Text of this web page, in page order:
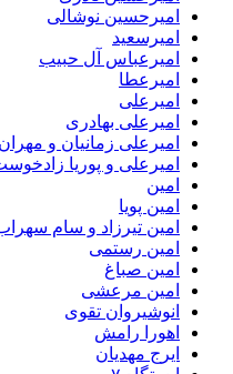
امیرحسین نوشالی
امیرسعید
امیرعباس آل حبیب
امیرعطا
امیرعلی
امیرعلی بهادری
امیرعلی زمانیان و
امیرعلی و پوریا
امین
امین پویا
امین تیرزاد و سام
امین رستمی
امین صباغ
امین مرعشی
انوشیروان تقوی
اهورا رامش
ایرج مهدیان